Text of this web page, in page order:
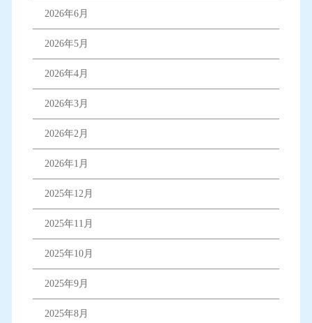
2026年6月
2026年5月
2026年4月
2026年3月
2026年2月
2026年1月
2025年12月
2025年11月
2025年10月
2025年9月
2025年8月